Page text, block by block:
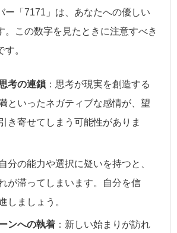
ー「7171」は、あなたへの優しい
。この数字を見たときに注意すべき
。
考の連鎖 ：思考が現実を創造する
といったネガティブな感情が、望
き寄せてしまう可能性がありま
自分の能力や選択に疑いを持つと、
が滞ってしまいます。自分を信
しましょう。
ンへの執着 ：新しい始まりが訪れ